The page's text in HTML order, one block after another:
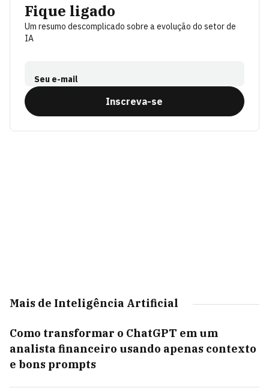
Fique ligado
Um resumo descomplicado sobre a evolução do setor de
IA
Seu e-mail
Inscreva-se
Mais de Inteligência Artificial
Como transformar o ChatGPT em um
analista financeiro usando apenas contexto
e bons prompts